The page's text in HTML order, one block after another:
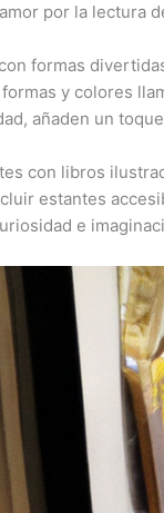
por la lectura
formas
y colores
añaden un
con libros
estantes
e